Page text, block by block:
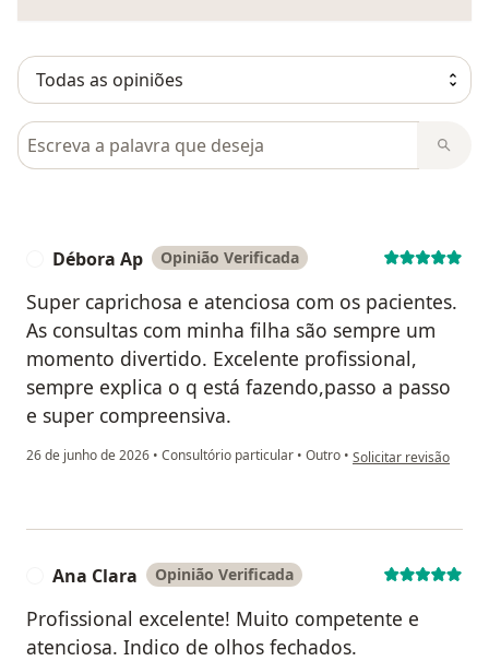
Pesquisar em opiniões
Débora Ap Opinião Verificada
Super caprichosa e atenciosa com os pacientes.
As consultas com minha filha são sempre um
momento divertido. Excelente profissional,
sempre explica o q está fazendo,passo a passo
e super compreensiva.
26 de junho de 2026 • Consultório particular • Outro • na opinião do
Solicitar revisão
Ana Clara Opinião Verificada
Profissional excelente! Muito competente e
atenciosa. Indico de olhos fechados.